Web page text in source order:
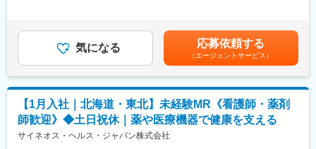
■明確な評価制度／やりがいや努力がきちんと報われる報酬制度
自身の成果や頑張りが客観的に評価され、年収に反映されます。
また、在籍年数が増えると永年勤続報奨金や四半期一時金などの
手当もアップします。
■豊富なキャリアプランとサポート体制
志向性やその時の環境に応じて「特定の領域で専門性を高める」
「幅広い疾患をカバーできるオールラウンダーになる」「本社部
門（マネージャー、研修部門など）へのキャリアチェンジ」など
※プロジェクトマネージャー、スーパーバイザー(SV)より、日々の
活動についてフォローを受けられる環境です。全国にSVを配置
し、素早くフォローができる体制をとっています。
■組織：約600名のコントラクトMRが在籍しています。社長をは
じめ、役員クラスが元MR出身のためMRのキャリアや育成、長期
就業について力を入れている企業です。
■特徴：
(1)充実した教育体制：
・製品研修（約2週間～2ヶ月、プロジェクトによる）：入社オリ
す。※その他の手当は「待遇・福利厚生」欄をご参照ください。昇
給：年1回★頑張りに応じて年収UP★赴任先の評価次第で大幅に
年収をUPできます。（年2回業績給改定）賃金はあくまでも目安
の金額であり、選考を通じて上下する可能性があります。月給(月
額)は固定手当を含めた表記です。
気になる 応募依頼する
（エージェントサービス）
【1月入社｜北海道・東北】未経験MR《看護師・薬剤
師歓迎》◆土日祝休｜薬や医療機器で健康を支える
サイネオス・ヘルス・ジャパン株式会社